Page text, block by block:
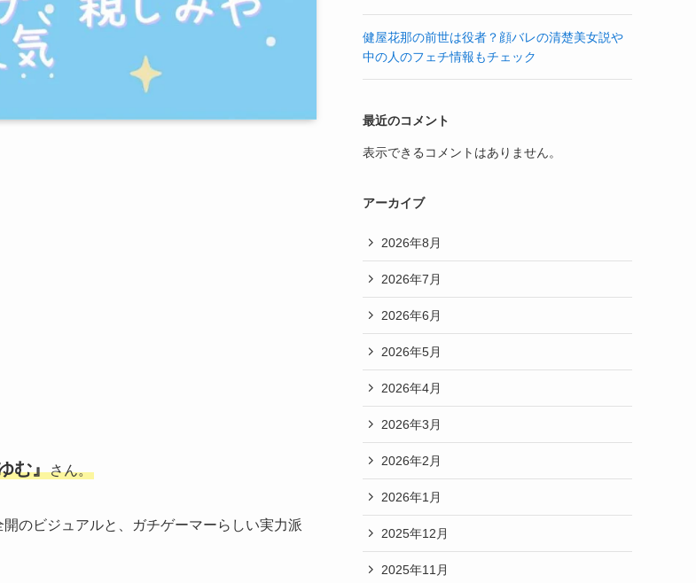
む』さん。
のビジュアルと、ガチゲーマーらしい実力派
健屋花那の前世は役者？顔バレの清楚美女説や
中の人のフェチ情報もチェック
最近のコメント
表示できるコメントはありません。
アーカイブ
2026年8月
2026年7月
2026年6月
2026年5月
2026年4月
2026年3月
2026年2月
2026年1月
2025年12月
2025年11月